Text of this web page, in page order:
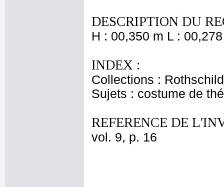
DESCRIPTION DU
H : 00,350 m L :
INDEX :
Collections :
Sujets : costume de
REFERENCE DE
vol. 9, p. 16